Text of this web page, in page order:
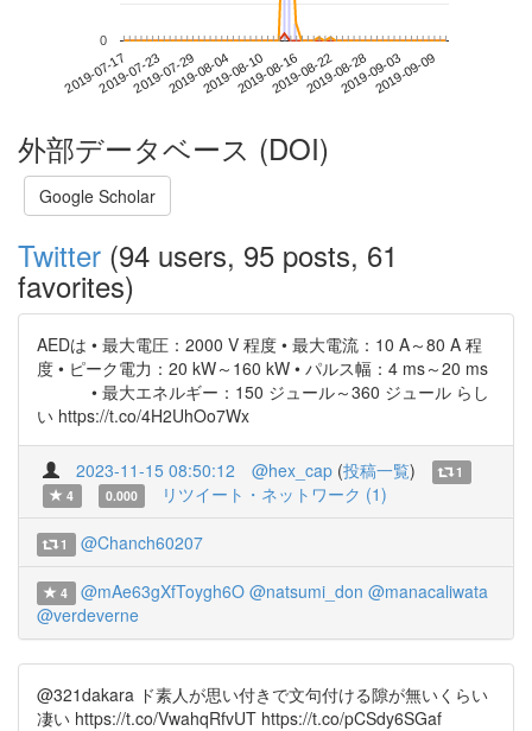
2019-07-172019-07-232019-07-292019-08-042019-08-102019-08-162019-08-222019-08-282019-09-032019-09-09
0
外部データベース (DOI)
Google Scholar
Twitter (94 users, 95 posts, 61
favorites)
AEDは • 最大電圧：2000 V 程度 • 最大電流：10 A～80 A 程
度 • ピーク電力：20 kW～160 kW • パルス幅：4 ms～20 ms
• 最大エネルギー：150 ジュール～360 ジュール らし
い https://t.co/4H2UhOo7Wx
2023-11-15 08:50:12 @hex_cap (投稿一覧)
1
4
0.000 リツイート・ネットワーク (1)
1 @Chanch60207
4 @mAe63gXfToygh6O @natsumi_don @manacaliwata
@verdeverne
@321dakara ド素人が思い付きで文句付ける隙が無いくらい
凄い https://t.co/VwahqRfvUT https://t.co/pCSdy6SGaf